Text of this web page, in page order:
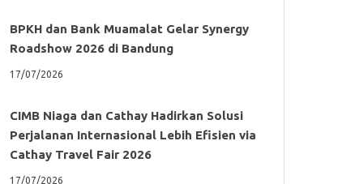
BPKH dan Bank Muamalat Gelar Synergy
Roadshow 2026 di Bandung
17/07/2026
CIMB Niaga dan Cathay Hadirkan Solusi
Perjalanan Internasional Lebih Efisien via
Cathay Travel Fair 2026
17/07/2026